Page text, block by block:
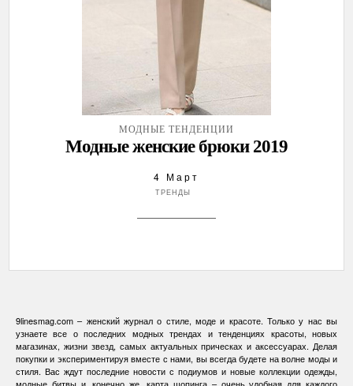
МОДНЫЕ ТЕНДЕНЦИИ
Модные женские брюки 2019
4 Март
ТРЕНДЫ
9linesmag.com – женский журнал о стиле, моде и красоте. Только у нас вы
узнаете все о последних модных трендах и тенденциях красоты, новых
магазинах, жизни звезд, самых актуальных прическах и аксессуарах. Делая
покупки и экспериментируя вместе с нами, вы всегда будете на волне моды и
стиля. Вас ждут последние новости с подиумов и новые коллекции одежды,